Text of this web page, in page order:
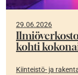
29.06.2026
kohti
Kiinteistö- ja